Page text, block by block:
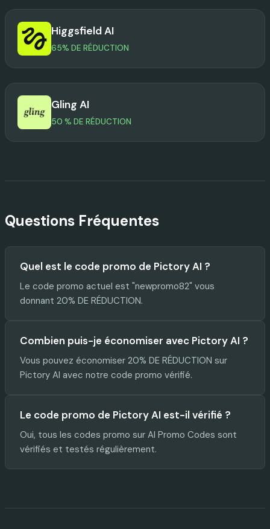
Higgsfield AI
65% DE RÉDUCTION
Gling AI
50 % DE RÉDUCTION
Questions Fréquentes
Quel est le code promo de Pictory AI ?
Le code promo actuel est "newpromo82" vous
donnant 20% DE RÉDUCTION.
Combien puis-je économiser avec Pictory AI ?
Vous pouvez économiser 20% DE RÉDUCTION sur
Pictory AI avec notre code promo vérifié.
Le code promo de Pictory AI est-il vérifié ?
Oui, tous les codes promo sur AI Promo Codes sont
vérifiés et testés régulièrement.